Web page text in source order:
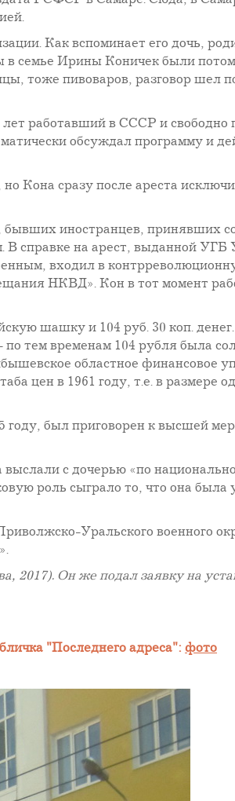
Как вспоминает его дочь,
в семье Ирины Коничек были
тоже пивоваров, разговор шел
лет работавший в СССР и
обсуждал программу и
Кона сразу после ареста
бывших иностранцев, принявших
В справке на арест, выданной
входил в
НКВД». Кон в тот момент
шашку и 104 руб. 30 коп.
тем временам 104 рубля была
областное финансовое
цен в 1961 году, т.е. в размере
году, был приговорен к высшей
с дочерью «по
роль сыграло то, что она была
Уральского военного
2017). Он же подал заявку на
"Последнего адреса": фото